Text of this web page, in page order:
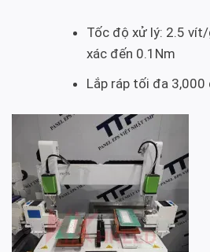
Tốc độ xử lý: 2.5
xác đến 0.1Nm
Lắp ráp tối đa 3,000